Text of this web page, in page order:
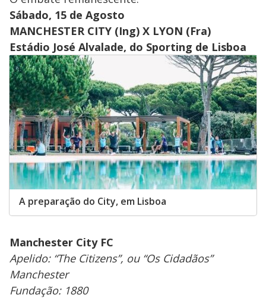
Sábado, 15 de Agosto
MANCHESTER CITY (Ing) X LYON (Fra)
Estádio José Alvalade, do Sporting de Lisboa
A preparação do City, em Lisboa
Manchester City FC
Apelido: “The Citizens”, ou “Os Cidadãos”
Manchester
Fundação: 1880